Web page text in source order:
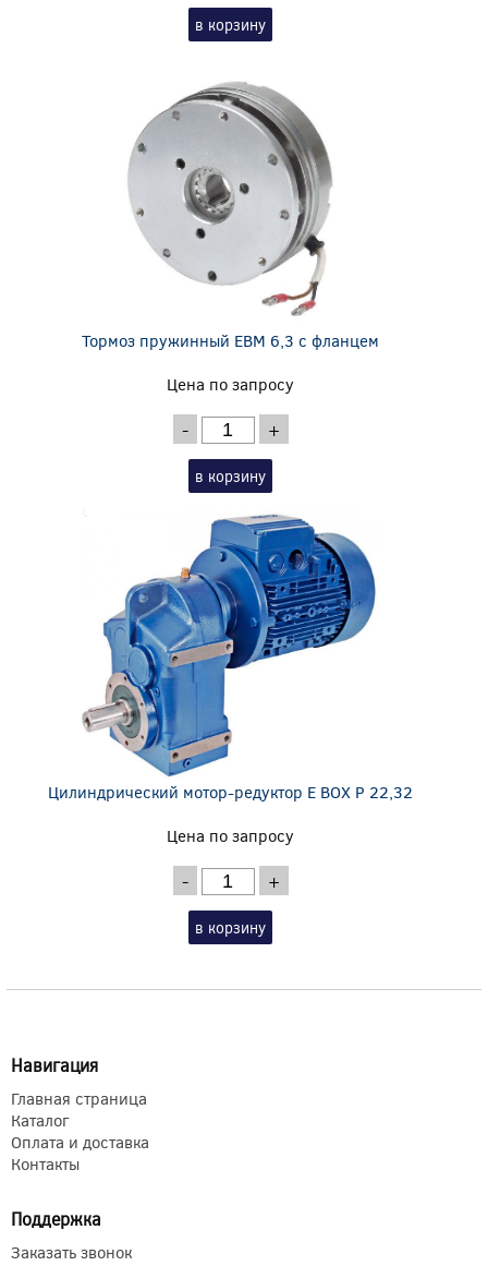
в корзину
Тормоз пружинный EBM 6,3 с фланцем
Цена по запросу
- +
в корзину
Цилиндрический мотор-редуктор E BOX P 22,32
Цена по запросу
- +
в корзину
Навигация
Главная страница
Каталог
Оплата и доставка
Контакты
Поддержка
Заказать звонок